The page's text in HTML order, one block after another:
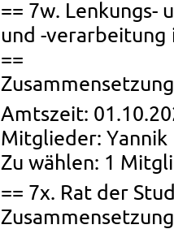
== 7w.
und -ver­ar­bei­tung
==
Amts­zeit:
Mit­glie­der: Yan­nik
Zu wäh­len: 1
== 7x. Rat der